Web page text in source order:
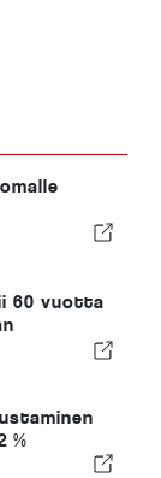
60 vuotta
%